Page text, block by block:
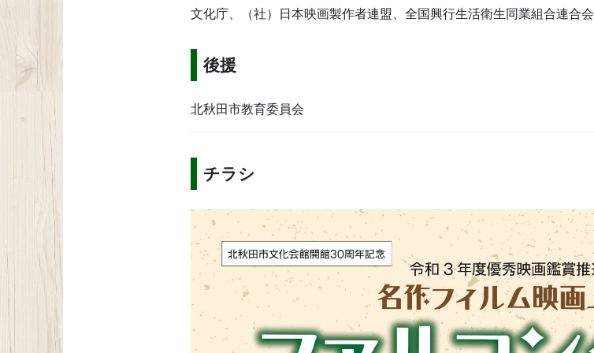
文化庁、（社）日本映画製作者連盟、全国興行生活衛生同業組合連合会
後援
北秋田市教育委員会
チラシ